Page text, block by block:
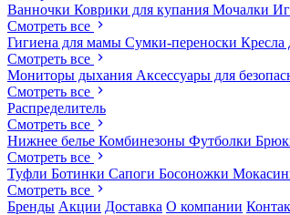
Ванночки Коврики для купания Мочалки
Смотреть все
Гигиена для мамы Сумки-переноски Кресла
Смотреть все
Мониторы дыхания Аксессуары для
Смотреть все
Распределитель
Смотреть все
Нижнее белье Комбинезоны Футболки
Смотреть все
Туфли Ботинки Сапоги Босоножки
Смотреть все
Бренды Акции Доставка О компании